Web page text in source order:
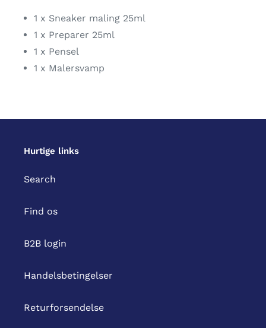
1 x Sneaker maling 25ml
1 x Preparer 25ml
1 x Pensel
1 x Malersvamp
Hurtige links
Search
Find os
B2B login
Handelsbetingelser
Returforsendelse